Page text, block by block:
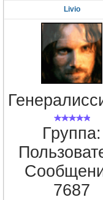
Livio
Группа:
7687